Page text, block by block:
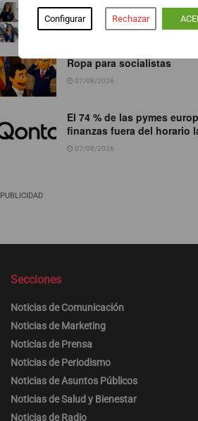
Configurar Rechazar
TVE ejecuta un nuevo
Ropa para socialistas
07/08/2026
El 74 % de las pymes
finanzas fuera del horario
07/08/2026
PUBLICIDAD
Secciones
Noticias de Comunicación
Noticias de Marketing
Noticias de Prensa
Noticias de Periodismo
Noticias de Asuntos Públicos
Noticias de Salud y Bienestar
Noticias de Radio